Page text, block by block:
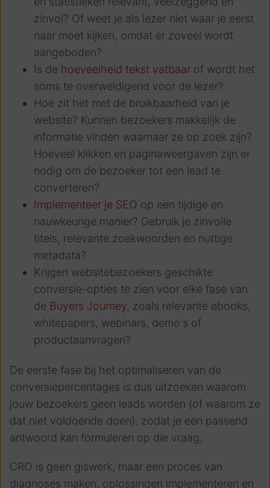
zinvol? Of weet je als lezer niet waar je eerst
naar moet kijken, omdat er zoveel wordt
aangeboden?
Is de hoeveelheid tekst vatbaar of wordt het
soms te overweldigend voor de lezer?
Hoe zit het met de bruikbaarheid van je
website? Kunnen bezoekers makkelijk de
informatie vinden waarnaar ze op zoek zijn?
Hoeveel klikken en paginaweergaven zijn er
nodig om de bezoeker tot een lead te
converteren?
Implementeer je SEO op een tijdige en
nauwkeurige manier? Gebruik je zinvolle
titels, relevante zoekwoorden en nuttige
metadata?
Krijgen websitebezoekers geschikte
conversie-opties te zien voor elke fase van
de Buyers Journey, zoals relevante ebooks,
whitepapers, webinars, demo's of
productaanvragen?
De eerste fase bij het optimaliseren van de
conversiepercentages is dus uitzoeken waarom
jouw bezoekers geen leads worden (of waarom ze
dat niet voldoende doen), zodat je een passend
antwoord kan formuleren op die vraag.
CRO is geen giswerk, maar een proces van
diagnoses maken, oplossingen implementeren en